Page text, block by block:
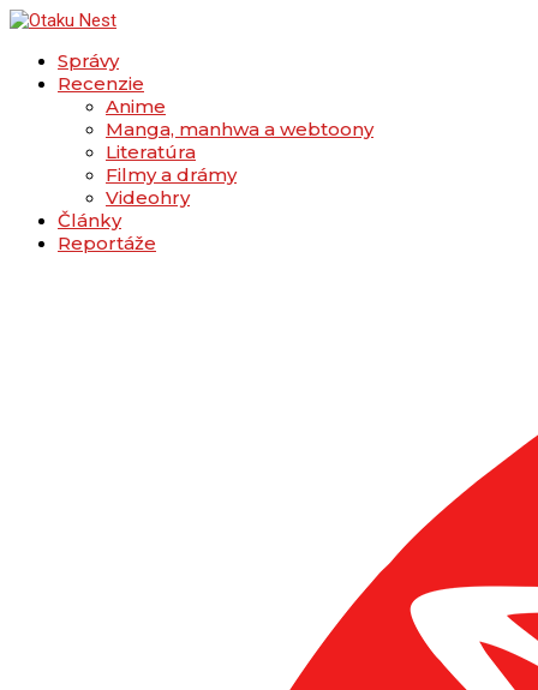
Správy
Recenzie
Anime
Manga, manhwa a webtoony
Literatúra
Filmy a drámy
Videohry
Články
Reportáže